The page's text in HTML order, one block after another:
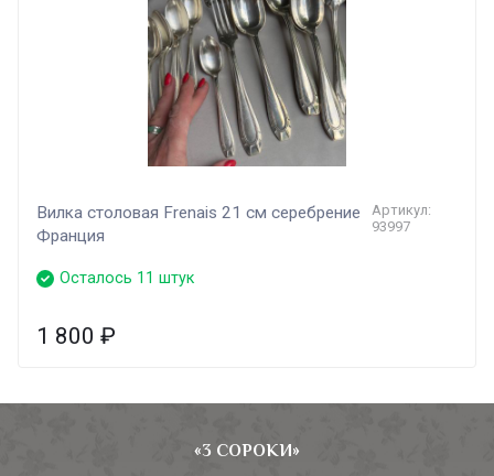
Вилка столовая Frenais 21 см серебрение
Франция
Артикул:
93997
Осталось 11 штук
1 800 ₽
«3 СОРОКИ»